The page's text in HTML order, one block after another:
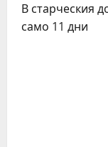
В старческия
само 11 дни